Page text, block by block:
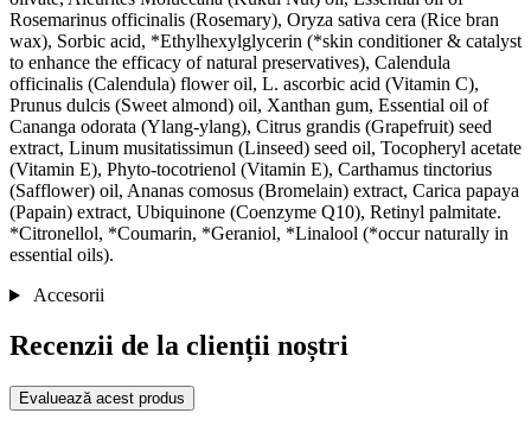
Rosemarinus officinalis (Rosemary), Oryza sativa cera (Rice bran
wax), Sorbic acid, *Ethylhexylglycerin (*skin conditioner & catalyst
to enhance the efficacy of natural preservatives), Calendula
officinalis (Calendula) flower oil, L. ascorbic acid (Vitamin C),
Prunus dulcis (Sweet almond) oil, Xanthan gum, Essential oil of
Cananga odorata (Ylang-ylang), Citrus grandis (Grapefruit) seed
extract, Linum musitatissimun (Linseed) seed oil, Tocopheryl acetate
(Vitamin E), Phyto-tocotrienol (Vitamin E), Carthamus tinctorius
(Safflower) oil, Ananas comosus (Bromelain) extract, Carica papaya
(Papain) extract, Ubiquinone (Coenzyme Q10), Retinyl palmitate.
*Citronellol, *Coumarin, *Geraniol, *Linalool (*occur naturally in
essential oils).
Accesorii
Recenzii de la clienții noștri
Evaluează acest produs